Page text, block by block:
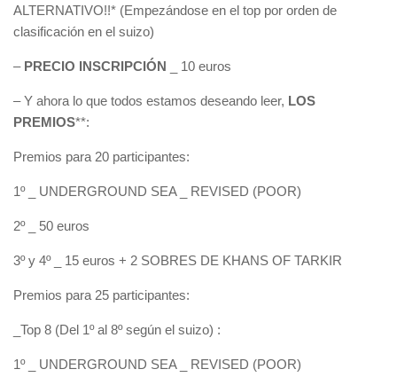
ALTERNATIVO!!* (Empezándose en el top por orden de
clasificación en el suizo)
– PRECIO INSCRIPCIÓN _ 10 euros
– Y ahora lo que todos estamos deseando leer, LOS
PREMIOS**:
Premios para 20 participantes:
1º _ UNDERGROUND SEA _ REVISED (POOR)
2º _ 50 euros
3º y 4º _ 15 euros + 2 SOBRES DE KHANS OF TARKIR
Premios para 25 participantes:
_Top 8 (Del 1º al 8º según el suizo) :
1º _ UNDERGROUND SEA _ REVISED (POOR)